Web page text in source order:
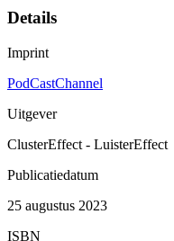
Details
Imprint
PodCastChannel
Uitgever
ClusterEffect - LuisterEffect
Publicatiedatum
25 augustus 2023
ISBN